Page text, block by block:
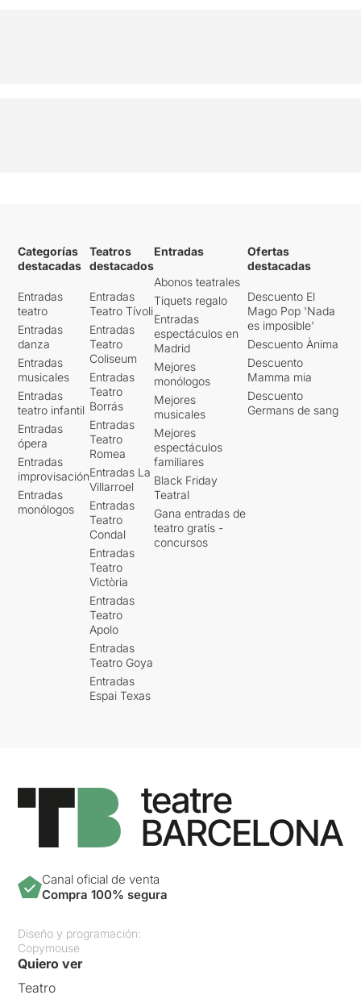
Categorías
destacadas
Entradas
teatro
Entradas
danza
Entradas
musicales
Entradas
teatro infantil
Entradas
ópera
Entradas
improvisación
Entradas
monólogos
Teatros
destacados
Entradas
Teatro Tívoli
Entradas
Teatro
Coliseum
Entradas
Teatro
Borrás
Entradas
Teatro
Romea
Entradas La
Villarroel
Entradas
Teatro
Condal
Entradas
Teatro
Victòria
Entradas
Teatro
Apolo
Entradas
Teatro Goya
Entradas
Espai Texas
Entradas
Abonos teatrales
Tiquets regalo
Entradas
espectáculos en
Madrid
Mejores
monólogos
Mejores
musicales
Mejores
espectáculos
familiares
Black Friday
Teatral
Gana entradas de
teatro gratis -
concursos
Ofertas
destacadas
Descuento El
Mago Pop 'Nada
es imposible'
Descuento Ànima
Descuento
Mamma mia
Descuento
Germans de sang
Canal oficial de venta
Compra 100% segura
Diseño y programación:
Copymouse
Quiero ver
Teatro